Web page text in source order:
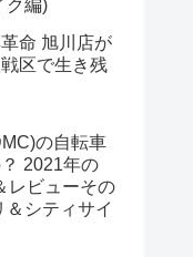
ク編)
革命 旭川店が
区で生き残
の自転車
2021年の
レビューその
＆シティサイ